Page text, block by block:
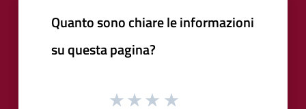
Quanto sono chiare le informazioni
su questa pagina?